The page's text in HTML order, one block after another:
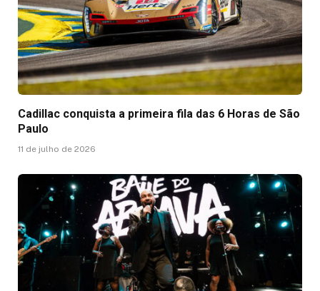
Cadillac conquista a primeira fila das 6 Horas de São
Paulo
11 de julho de 2026